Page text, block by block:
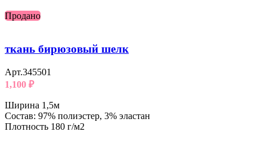
Продано
ткань бирюзовый шелк
Арт.345501
1,100 ₽
Ширина 1,5м
Состав: 97% полиэстер, 3% эластан
Плотность 180 г/м2